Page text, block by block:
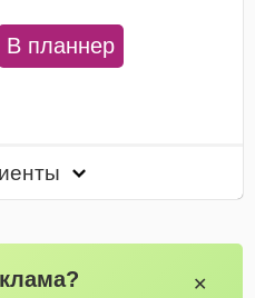
В планнер
✕